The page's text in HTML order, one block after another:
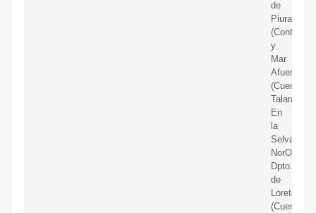
de
Piura
y
Mar
Afuera)
(Cuenca
Talara).
En
la
Selva
Dpto.
de
Loreto,
(Cuenca